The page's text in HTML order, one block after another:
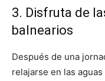
3. Disfruta de
balnearios
Después de una
relajarse en las